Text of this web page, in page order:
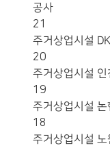
공사
21
주거상업시설
20
주거상업시설 인
19
주거상업시설 논
18
주거상업시설 노